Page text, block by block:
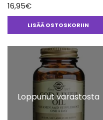
16,95€
LISÄÄ OSTOSKORIIN
Loppunut varastosta